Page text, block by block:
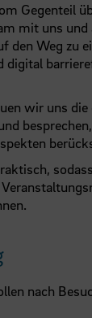
Gegenteil
mit uns und
den Weg zu
digital
wir uns
nach